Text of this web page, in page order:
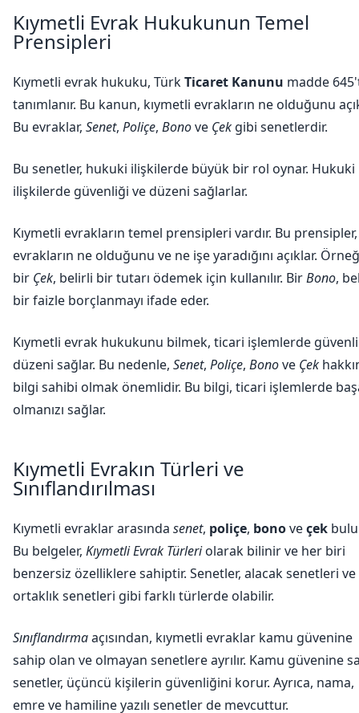
Kıymetli Evrak Hukukunun Temel
Prensipleri
Kıymetli evrak hukuku, TürkTicaret Kanunu madde
tanımlanır. Bu kanun, kıymetli evrakların ne olduğunu
Bu evraklar, Senet, Poliçe, Bonove Çek gibi senetlerdir.
Bu senetler, hukuki ilişkilerde büyük bir rol oynar. Hukuki
ilişkilerde güvenliği ve düzeni sağlarlar.
Kıymetli evrakların temel prensipleri vardır. Bu
evrakların ne olduğunu ve ne işe yaradığını açıklar.
bir Çek, belirli bir tutarı ödemek için kullanılır. BirBono,
bir faizle borçlanmayı ifade eder.
Kıymetli evrak hukukunu bilmek, ticari işlemlerde
düzeni sağlar. Bu nedenle, Senet, Poliçe, Bonove Çek
bilgi sahibi olmak önemlidir. Bu bilgi, ticari işlemlerde
olmanızı sağlar.
Kıymetli Evrakın Türleri ve
Sınıflandırılması
Kıymetli evraklar arasında senet, poliçe, bonoveçek
Bu belgeler, Kıymetli Evrak Türleriolarak bilinir ve her biri
benzersiz özelliklere sahiptir. Senetler, alacak senetleri ve
ortaklık senetleri gibi farklı türlerde olabilir.
Sınıflandırmaaçısından, kıymetli evraklar kamu güvenine
sahip olan ve olmayan senetlere ayrılır. Kamu güvenine
senetler, üçüncü kişilerin güvenliğini korur. Ayrıca, nama,
emre ve hamiline yazılı senetler de mevcuttur.